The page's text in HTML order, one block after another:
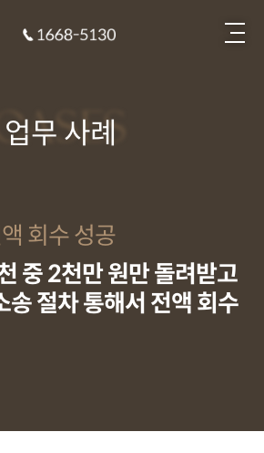
CASES
업무 사례
회수 성공
중 2천만 원만 돌려받고
송 절차 통해서 전액 회수